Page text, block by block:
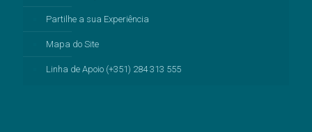
Partilhe a sua Experiência
Mapa do Site
Linha de Apoio (+351) 284 313 555